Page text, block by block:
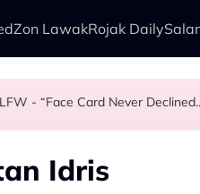
Zon LawakRojak Daily
Pasangan - "Tekanan Darah
- “Face Card Never
Luah Kebimbangan Isu
Baharu Dengan 1
Idris